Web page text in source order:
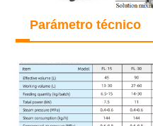
Parámetro técnico